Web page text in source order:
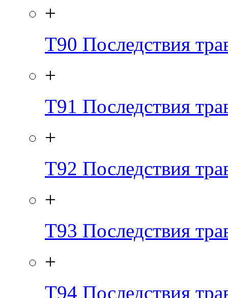
+
T90 Последствия
+
T91 Последствия
+
T92 Последствия
+
T93 Последствия
+
T94 Последствия